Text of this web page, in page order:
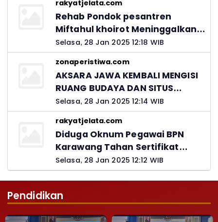
rakyatjelata.com
Rehab Pondok pesantren
Miftahul khoirot Meninggalkan
Hutang Ke Material, Mantan
Kadis PUPR Harus Bertanggung
Jawab
Selasa, 28 Jan 2025 12:18 WIB
zonaperistiwa.com
AKSARA JAWA KEMBALI MENGISI
RUANG BUDAYA DAN SITUS
LELUHUR NUSANTARA
Selasa, 28 Jan 2025 12:14 WIB
rakyatjelata.com
Diduga Oknum Pegawai BPN
Karawang Tahan Sertifikat
Pemohon PTSL
Selasa, 28 Jan 2025 12:12 WIB
Pendidikan